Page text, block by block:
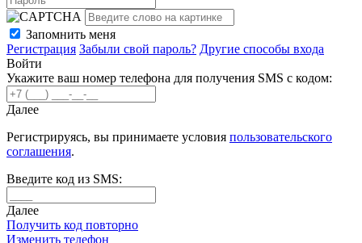
Запомнить меня
Регистрация Забыли свой пароль? Другие способы входа
Войти
Укажите ваш номер телефона для получения SMS с кодом:
Далее
Регистрируясь, вы принимаете условия пользовательского
соглашения.
Введите код из SMS:
Далее
Получить код повторно
Изменить телефон